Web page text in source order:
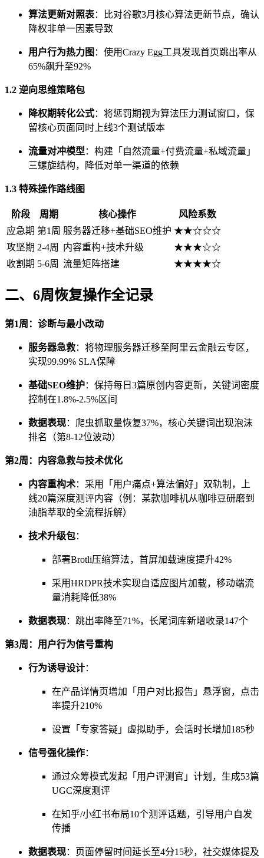
算法更新对照表：比对谷歌3月核心算法更新节点，确认
降权非单一因素导致
用户行为热力图 ：使用Crazy Egg工具发现首页跳出率从
65%飙升至92%
1.2 逆向思维策略包
降权期转化公式：将惩罚期视为算法压力测试窗口，保
留核心页面同时上线3个测试版本
流量对冲模型 ：构建「自然流量+付费流量+私域流量」
三螺旋结构，降低对单一渠道的依赖
1.3 特殊操作路线图
阶段 周期 核心操作
风险系数
应急期 第1周 服务器迁移+基础SEO维护 ★★☆☆☆
攻坚期 2-4周 内容重构+技术升级
★★★☆☆
收割期 5-6周 流量矩阵搭建 ★★★★☆
二、6周恢复操作全记录
第1周：诊断与最小改动
服务器急救：将物理服务器迁移至阿里云金融云专区，
实现99.99% SLA保障
基础SEO维护：保持每日3篇原创内容更新，关键词密度
控制在1.8%-2.5%区间
数据表现：爬虫抓取量恢复37%，核心关键词出现泡沫
排名（第8-12位波动）
第2周：内容急救与技术优化
内容重构术：采用「用户痛点+算法偏好」双轨制，上
线20篇深度测评内容（例：某款咖啡机从咖啡豆研磨到
油脂萃取的全流程拆解）
技术升级包：
部署Brotli压缩算法，首屏加载速度提升42%
采用HRDPR技术实现自适应图片加载，移动端流
量消耗降低38%
数据表现：跳出率降至71%，长尾词库新增收录147个
第3周：用户行为信号重构
行为诱导设计：
在产品详情页增加「用户对比报告」悬浮窗，点击
率提升210%
设置「专家答疑」虚拟助手，会话时长增加185秒
信号强化操作：
通过众筹模式发起「用户评测官」计划，生成53篇
UGC深度测评
在知乎/小红书布局10个测评话题，引导用户自发
传播
数据表现：页面停留时间延长至4分15秒，社交媒体提及